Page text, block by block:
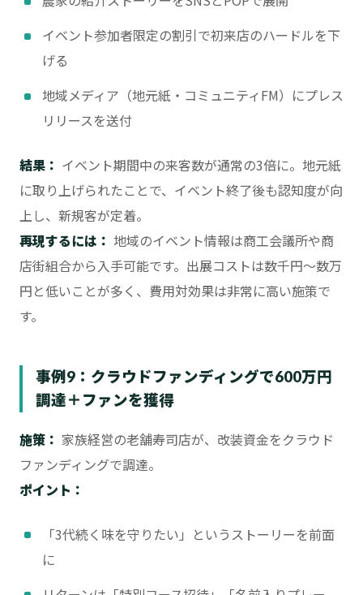
イベント参加者限定の割引で初来店のハードルを下
げる
地域メディア（地元紙・コミュニティFM）にプレス
リリースを送付
結果： イベント期間中の来客数が通常の3倍に。地元紙
に取り上げられたことで、イベント終了後も認知度が向
上し、新規客が定着。
再現するには： 地域のイベント情報は商工会議所や商
店街組合から入手可能です。出展コストは数千円〜数万
円と低いことが多く、費用対効果は非常に高い施策で
す。
事例9：クラウドファンディングで600万円
調達＋ファンを獲得
施策： 家族経営の老舗寿司店が、改装資金をクラウド
ファンディングで調達。
ポイント：
「3代続く味を守りたい」というストーリーを前面
に